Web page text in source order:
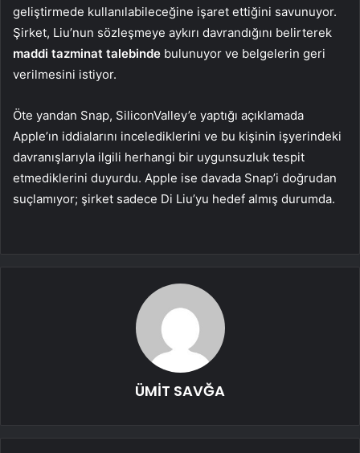
geliştirmede kullanılabileceğine işaret ettiğini savunuyor.
Şirket, Liu’nun sözleşmeye aykırı davrandığını belirterek
maddi tazminat talebinde bulunuyor ve belgelerin geri
verilmesini istiyor.
Öte yandan Snap, SiliconValley’e yaptığı açıklamada
Apple’ın iddialarını incelediklerini ve bu kişinin işyerindeki
davranışlarıyla ilgili herhangi bir uygunsuzluk tespit
etmediklerini duyurdu. Apple ise davada Snap’i doğrudan
suçlamıyor; şirket sadece Di Liu’yu hedef almış durumda.
ÜMİT SAVĞA